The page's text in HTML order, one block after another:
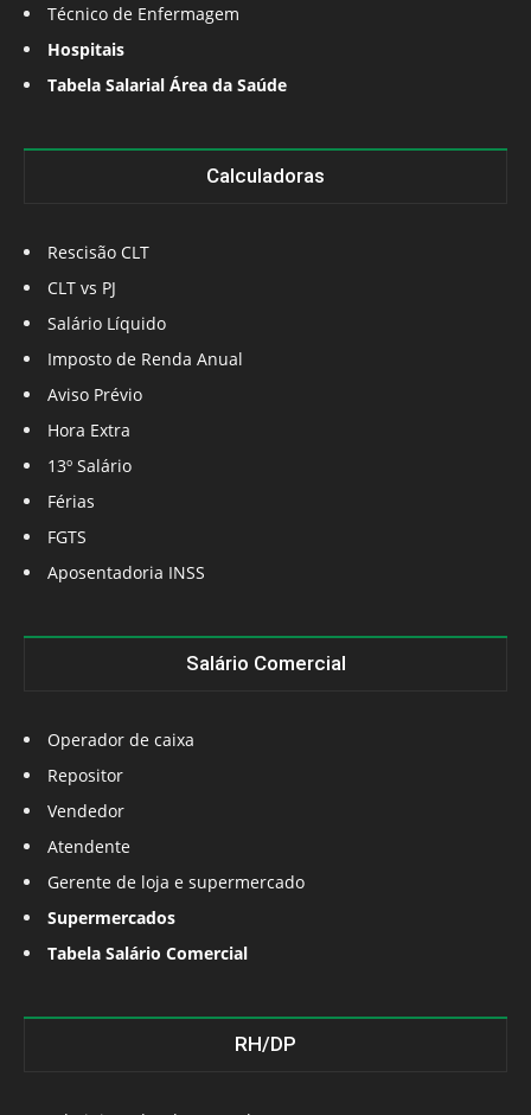
Técnico de Enfermagem
Hospitais
Tabela Salarial Área da Saúde
Calculadoras
Rescisão CLT
CLT vs PJ
Salário Líquido
Imposto de Renda Anual
Aviso Prévio
Hora Extra
13º Salário
Férias
FGTS
Aposentadoria INSS
Salário Comercial
Operador de caixa
Repositor
Vendedor
Atendente
Gerente de loja e supermercado
Supermercados
Tabela Salário Comercial
RH/DP